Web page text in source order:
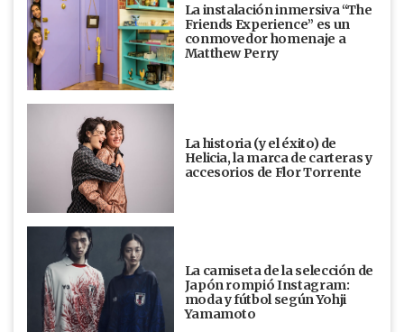
La instalación inmersiva “The
Friends Experience” es un
conmovedor homenaje a
Matthew Perry
La historia (y el éxito) de
Helicia, la marca de carteras y
accesorios de Flor Torrente
La camiseta de la selección de
Japón rompió Instagram:
moda y fútbol según Yohji
Yamamoto